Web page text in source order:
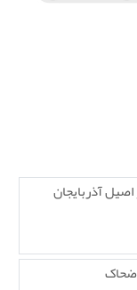
آذربایجان
ضحاک